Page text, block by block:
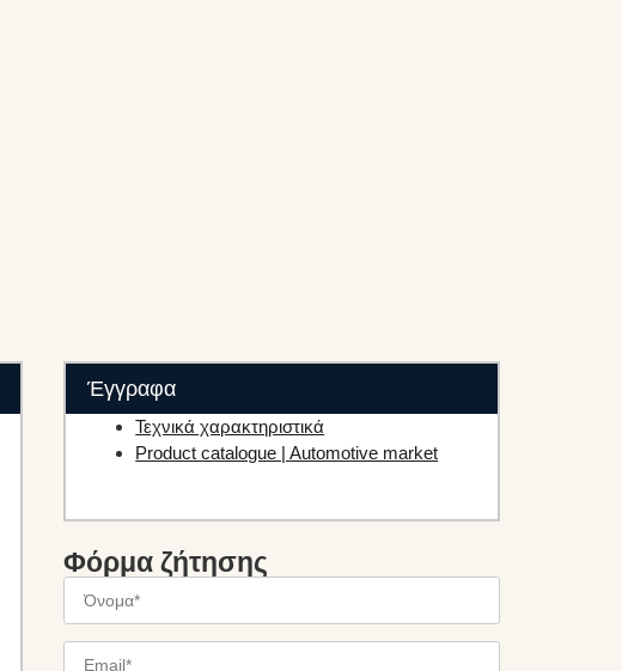
Έγγραφα
Τεχνικά χαρακτηριστικά
Product catalogue | Automotive market
Φόρμα ζήτησης